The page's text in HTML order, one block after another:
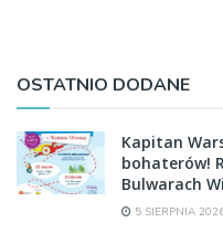
OSTATNIO DODANE
Kapitan
bohaterów!
Bulwarach
5 SIERPNIA